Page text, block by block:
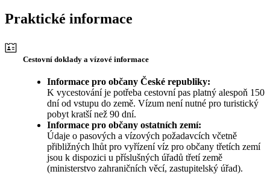
Praktické informace
Cestovní doklady a vízové informace
Informace pro občany České republiky:
K vycestování je potřeba cestovní pas platný alespoň 150
dní od vstupu do země. Vízum není nutné pro turistický
pobyt kratší než 90 dní.
Informace pro občany ostatních zemí:
Údaje o pasových a vízových požadavcích včetně
přibližných lhůt pro vyřízení víz pro občany třetích zemí
jsou k dispozici u příslušných úřadů třetí země
(ministerstvo zahraničních věcí, zastupitelský úřad).